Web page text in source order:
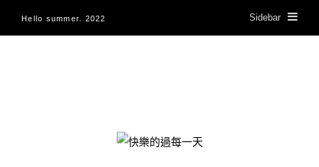
Hello summer. 2022 Sidebar
快樂的過每一天